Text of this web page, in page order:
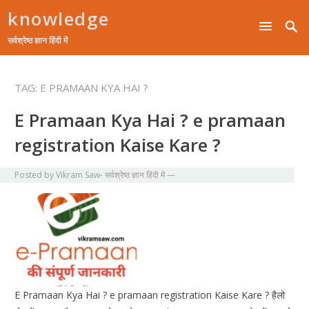
knowledge
सर्वश्रेष्ठ ज्ञान हिंदी में
TAG: E PRAMAAN KYA HAI ?
E Pramaan Kya Hai ? e pramaan
registration Kaise Kare ?
Posted byVikram Saw- सर्वश्रेष्ठ ज्ञान हिंदी में—
E Pramaan Kya Hai ? e pramaan registration Kaise Kare ? हैलो